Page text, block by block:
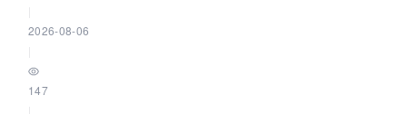
2026-08-06
147